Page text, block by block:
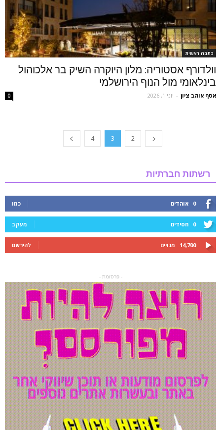
כתבה ראשית
וולדורף אסטוריה: מלון היוקרה השיק בר אלכוהול
בינלאומי מול הנוף הירושלמי
אסף אוהב ציון - יוני 1, 2026 0
2
3
4
רשתות חברתיות
0 אוהדים כמו
0 חסידים מעקב
14,700 מנויים להירשם
- פרסומת -